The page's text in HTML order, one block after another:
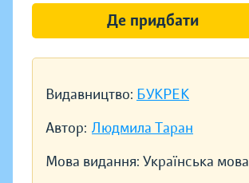
Видавництво: БУКРЕК
Автор: Людмила Таран
Мова видання: Українська мова
Де придбати